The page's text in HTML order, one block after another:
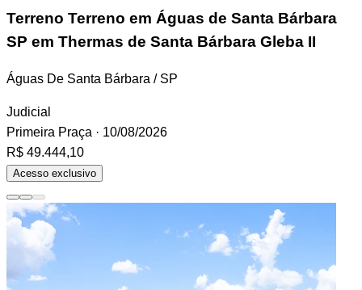
Terreno Terreno em Águas de Santa Bárbara
SP em Thermas de Santa Bárbara Gleba II
Águas De Santa Bárbara / SP
Judicial
Primeira Praça · 10/08/2026
R$ 49.444,10
Acesso exclusivo